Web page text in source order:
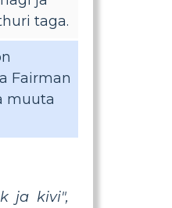
taga.
Fairman
muuta
ja kivi",